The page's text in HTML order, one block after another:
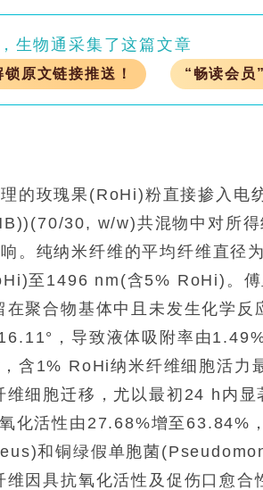
生物通采集了这篇文章
原文链接推送！ “畅读会员
的玫瑰果(RoHi)粉直接掺入
30, w/w)共混物中对所得
。纯纳米纤维的平均纤维直径
至1496 nm(含5% RoHi)。
聚合物基体中且未发生化学
，导致液体吸附率由
含1% RoHi纳米纤维细胞活力
维细胞迁移，尤以最初24 h内
化活性由27.68%增至63.84%
和铜绿假单胞菌
因具抗氧化活性及促伤口愈合